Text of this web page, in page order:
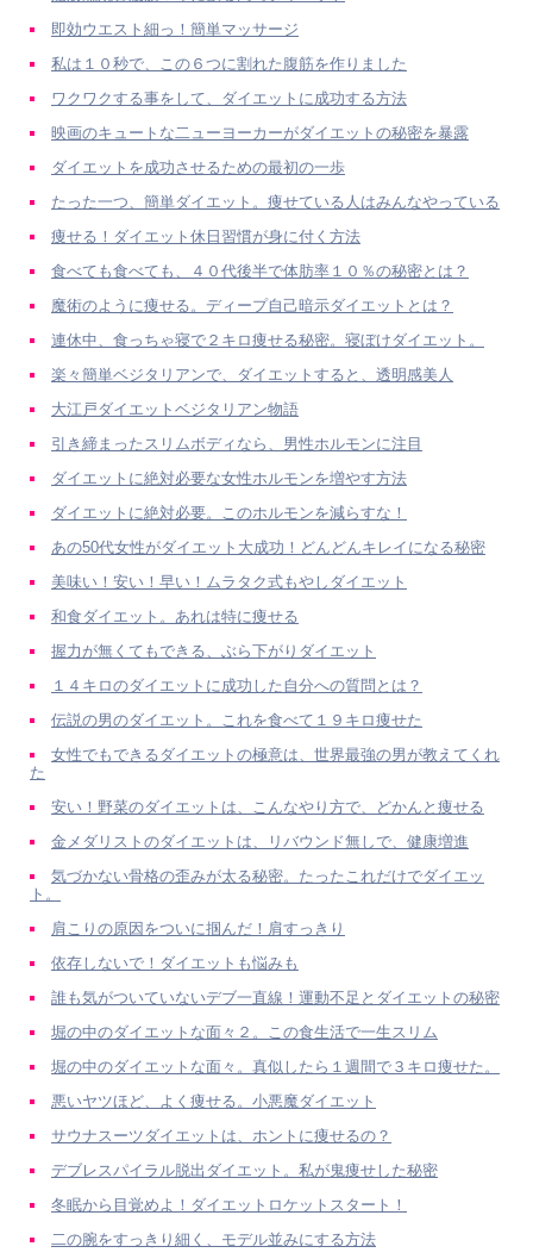
即効ウエスト細っ！簡単マッサージ
私は１０秒で、この６つに割れた腹筋を作りました
ワクワクする事をして、ダイエットに成功する方法
映画のキュートな二ューヨーカーがダイエットの秘密を暴露
ダイエットを成功させるための最初の一歩
たった一つ、簡単ダイエット。痩せている人はみんなやっている
痩せる！ダイエット休日習慣が身に付く方法
食べても食べても、４０代後半で体肪率１０％の秘密とは？
魔術のように痩せる。ディープ自己暗示ダイエットとは？
連休中、食っちゃ寝で２キロ痩せる秘密。寝ぼけダイエット。
楽々簡単ベジタリアンで、ダイエットすると、透明感美人
大江戸ダイエットベジタリアン物語
引き締まったスリムボディなら、男性ホルモンに注目
ダイエットに絶対必要な女性ホルモンを増やす方法
ダイエットに絶対必要。このホルモンを減らすな！
あの50代女性がダイエット大成功！どんどんキレイになる秘密
美味い！安い！早い！ムラタク式もやしダイエット
和食ダイエット。あれは特に痩せる
握力が無くてもできる、ぶら下がりダイエット
１４キロのダイエットに成功した自分への質問とは？
伝説の男のダイエット。これを食べて１９キロ痩せた
女性でもできるダイエットの極意は、世界最強の男が教えてくれ
た
安い！野菜のダイエットは、こんなやり方で、どかんと痩せる
金メダリストのダイエットは、リバウンド無しで、健康増進
気づかない骨格の歪みが太る秘密。たったこれだけでダイエッ
ト。
肩こりの原因をついに掴んだ！肩すっきり
依存しないで！ダイエットも悩みも
誰も気がついていないデブ一直線！運動不足とダイエットの秘密
堀の中のダイエットな面々２。この食生活で一生スリム
堀の中のダイエットな面々。真似したら１週間で３キロ痩せた。
悪いヤツほど、よく痩せる。小悪魔ダイエット
サウナスーツダイエットは、ホントに痩せるの？
デブレスパイラル脱出ダイエット。私が鬼痩せした秘密
冬眠から目覚めよ！ダイエットロケットスタート！
二の腕をすっきり細く、モデル並みにする方法